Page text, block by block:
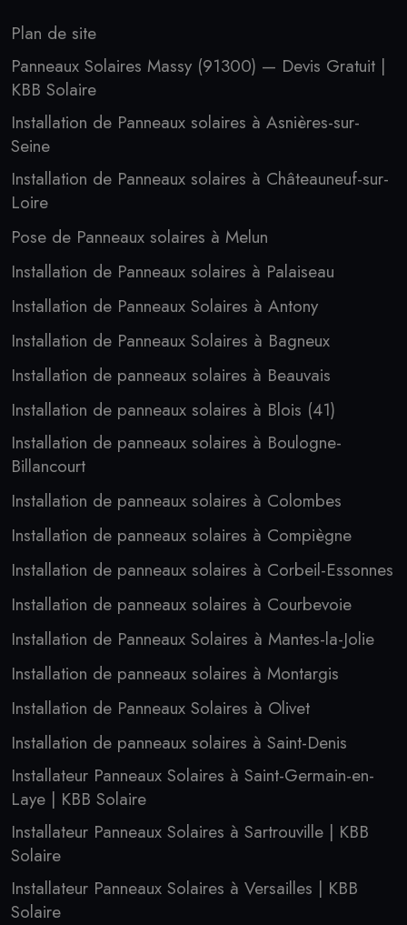
Plan de site
Panneaux Solaires Massy (91300) — Devis Gratuit |
KBB Solaire
Installation de Panneaux solaires à Asnières-sur-
Seine
Installation de Panneaux solaires à Châteauneuf-sur-
Loire
Pose de Panneaux solaires à Melun
Installation de Panneaux solaires à Palaiseau
Installation de Panneaux Solaires à Antony
Installation de Panneaux Solaires à Bagneux
Installation de panneaux solaires à Beauvais
Installation de panneaux solaires à Blois (41)
Installation de panneaux solaires à Boulogne-
Billancourt
Installation de panneaux solaires à Colombes
Installation de panneaux solaires à Compiègne
Installation de panneaux solaires à Corbeil-Essonnes
Installation de panneaux solaires à Courbevoie
Installation de Panneaux Solaires à Mantes-la-Jolie
Installation de panneaux solaires à Montargis
Installation de Panneaux Solaires à Olivet
Installation de panneaux solaires à Saint-Denis
Installateur Panneaux Solaires à Saint-Germain-en-
Laye | KBB Solaire
Installateur Panneaux Solaires à Sartrouville | KBB
Solaire
Installateur Panneaux Solaires à Versailles | KBB
Solaire